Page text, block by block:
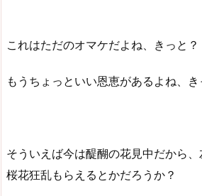
これはただのオマケだよね、きっと？
もうちょっといい恩恵があるよね、き
そういえば今は醍醐の花見中だから
桜花狂乱もらえるとかだろうか？